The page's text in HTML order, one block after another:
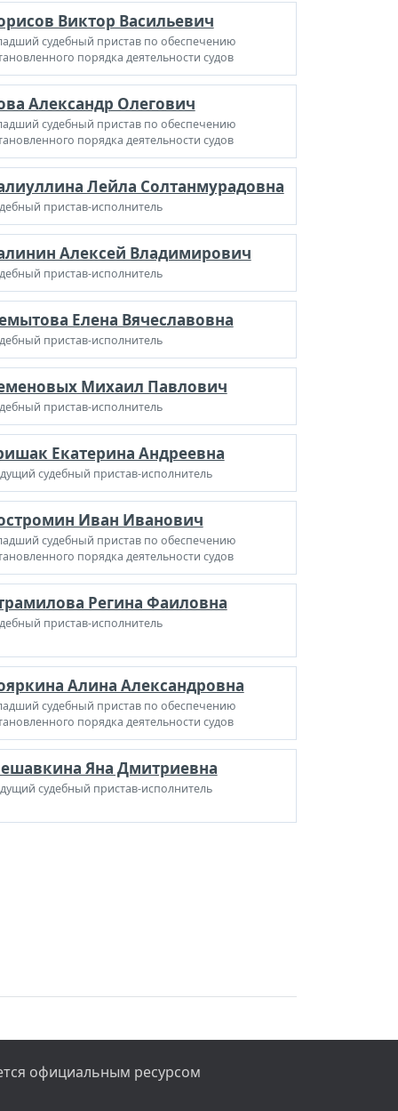
Виктор Васильевич
судебный пристав по обеспечению
порядка деятельности судов
Александр Олегович
судебный пристав по обеспечению
порядка деятельности судов
Лейла Солтанмурадовна
пристав-исполнитель
Алексей Владимирович
пристав-исполнитель
Елена Вячеславовна
пристав-исполнитель
Михаил Павлович
пристав-исполнитель
Екатерина Андреевна
судебный пристав-исполнитель
Иван Иванович
судебный пристав по обеспечению
порядка деятельности судов
Регина Фаиловна
пристав-исполнитель
Алина Александровна
судебный пристав по обеспечению
порядка деятельности судов
Яна Дмитриевна
судебный пристав-исполнитель
официальным ресурсом